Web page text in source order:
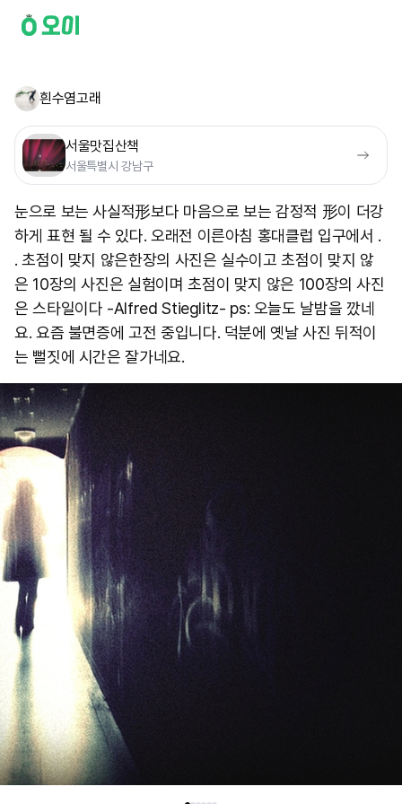
흰수염고래
서울맛집산책
서울특별시 강남구
눈으로 보는 사실적形보다 마음으로 보는 감정적 形이 더강
하게 표현 될 수 있다. 오래전 이른아침 홍대클럽 입구에서 .
. 초점이 맞지 않은한장의 사진은 실수이고 초점이 맞지 않
은 10장의 사진은 실험이며 초점이 맞지 않은 100장의 사진
은 스타일이다 -Alfred Stieglitz- ps: 오늘도 날밤을 깠네
요. 요즘 불면증에 고전 중입니다. 덕분에 옛날 사진 뒤적이
는 뻘짓에 시간은 잘가네요.